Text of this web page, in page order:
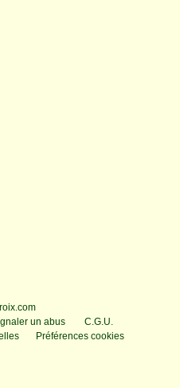
un abus
C.G.U.
Préférences cookies